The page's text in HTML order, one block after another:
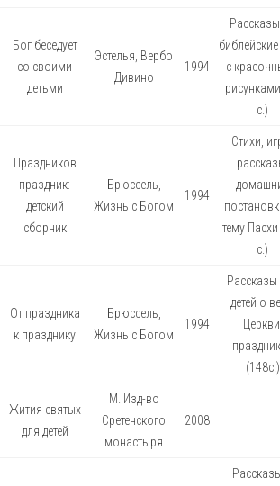
Бог беседует
со своими
детьми
Эстелья, Вербо
Дивино
1994
с
с.)
Праздников
праздник:
детский
сборник
Брюссель,
Жизнь с Богом
1994
Стихи,
тему
с.)
От праздника
к празднику
Брюссель,
Жизнь с Богом
1994
Рассказы
детей о
(148с.)
Жития святых
для детей
М. Изд-во
Сретенского
монастыря
2008